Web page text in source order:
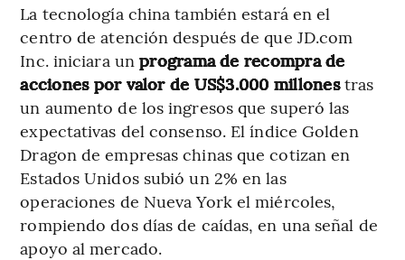
La tecnología china también estará en el
centro de atención después de que JD.com
Inc. iniciara unprograma de recompra de
acciones por valor de US$3.000 millonestras
un aumento de los ingresos que superó las
expectativas del consenso. El índice Golden
Dragon de empresas chinas que cotizan en
Estados Unidos subió un 2% en las
operaciones de Nueva York el miércoles,
rompiendo dos días de caídas, en una señal de
apoyo al mercado.